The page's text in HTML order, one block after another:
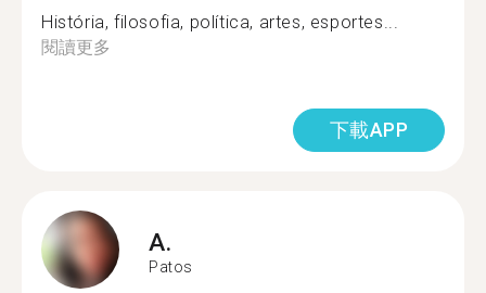
História, filosofia, política, artes, esportes...
閱讀更多
下載APP
A.
Patos